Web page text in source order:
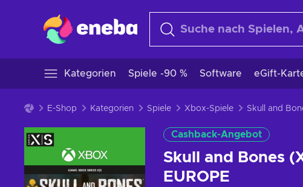
Kategorien Spiele -90 % Software eGift-
E-Shop Kategorien Spiele Xbox-Spiele
Cashback-Angebot
Skull and Bones
EUROPE